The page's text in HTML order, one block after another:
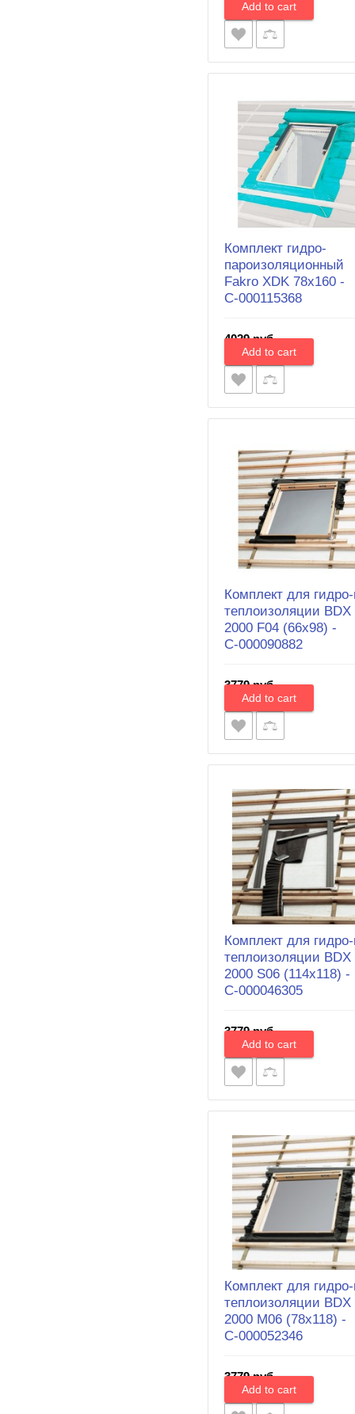
Комплект гидро-
пароизоляционный
Fakro XDK 78х160 -
С-000115368
4029 руб.
Комплект для
теплоизоляции BDX
2000 F04 (66х98) -
С-000090882
3779 руб.
Комплект для
теплоизоляции BDX
2000 S06 (114х118) -
С-000046305
3779 руб.
Комплект для
теплоизоляции BDX
2000 М06 (78х118) -
С-000052346
3779 руб.